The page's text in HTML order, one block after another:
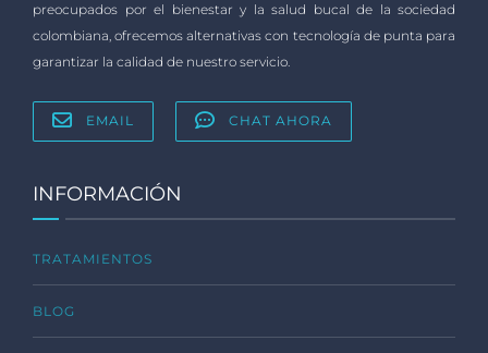
preocupados por el bienestar y la salud bucal de la sociedad
colombiana, ofrecemos alternativas con tecnología de punta para
garantizar la calidad de nuestro servicio.
EMAIL CHAT AHORA
INFORMACIÓN
TRATAMIENTOS
BLOG